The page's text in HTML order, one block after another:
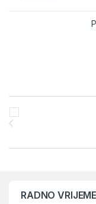
Brands
RADNO VRIJEME